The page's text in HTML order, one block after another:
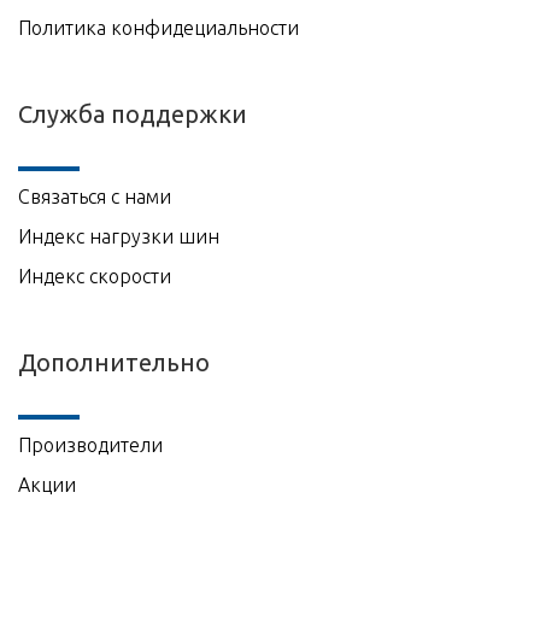
Политика конфидециальности
Служба поддержки
Связаться с нами
Индекс нагрузки шин
Индекс скорости
Дополнительно
Производители
Акции